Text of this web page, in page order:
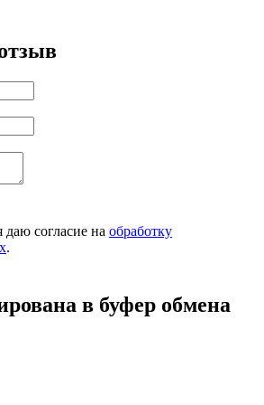
согласие на обработку
.
в буфер обмена